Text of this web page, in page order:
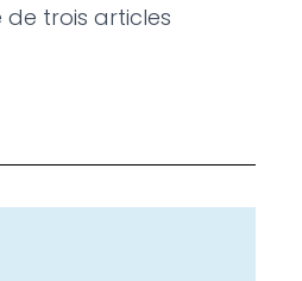
de trois articles